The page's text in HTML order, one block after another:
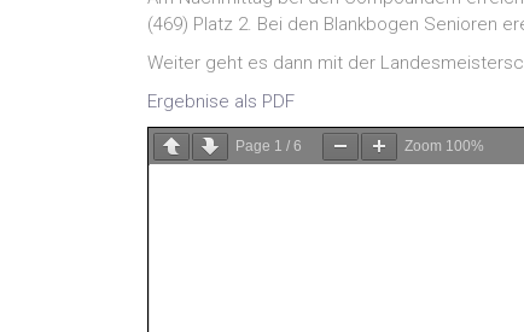
(469) Platz 2. Bei den Blankbogen Senioren
Weiter geht es dann mit der
Ergebnise als PDF
Page 1 / 6 Zoom 100%